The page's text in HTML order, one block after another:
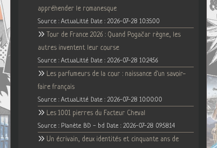
appréhender le romanesque
Source : ActuaLitté Date : 2026-07-28 10:35:00
Tour de France 2026 : Quand Pogačar règne, les
autres inventent leur course
Source : ActuaLitté Date : 2026-07-28 10:24:56
Les parfumeurs de la cour : naissance d'un savoir-
faire français
Source : ActuaLitté Date : 2026-07-28 10:00:00
Les 1001 pierres du Facteur Cheval
Source : Planète BD - bd Date : 2026-07-28 09:58:14
Un écrivain, deux identités et cinquante ans de